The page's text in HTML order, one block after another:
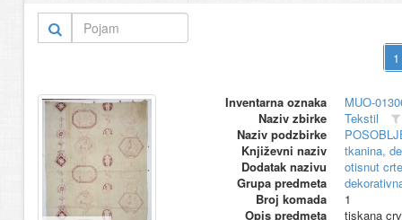
Inventarna oznaka
MUO-
Naziv zbirke
Tekstil
Naziv podzbirke
Književni naziv
tkanina,
Dodatak nazivu
otisnut
Grupa predmeta
Broj komada
1
Opis predmeta
tiskana